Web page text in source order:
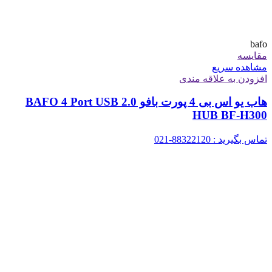
bafo
مقایسه
مشاهده سریع
افزودن به علاقه مندی
هاب یو اس بی 4 پورت بافو BAFO 4 Port USB 2.0
HUB BF-H300
تماس بگیرید : 88322120-021